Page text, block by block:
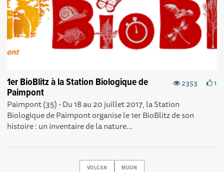
2353 1
1er BioBlitz à la Station Biologique de
Paimpont
Paimpont (35) - Du 18 au 20 juillet 2017, la Station
Biologique de Paimpont organise le 1er BioBlitz de son
histoire : un inventaire de la nature...
VOLCAN MUON